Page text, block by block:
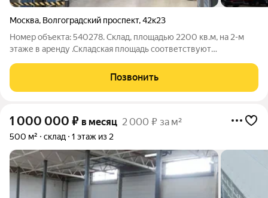
Москва, Волгоградский проспект,42к23
Номер объекта: 540278. Склад, площадью 2200 кв.м, на 2-м
этаже в аренду .Складская площадь соответствуют
продовольственных товаров. Нагрузка на пол 1,0 т/кв. М, шаг
колонн 12х24.Грузовые лифт
Позвонить
1 000 000 ₽ в месяц 2 000 ₽ за м²
500 м² склад 1 этаж из 2